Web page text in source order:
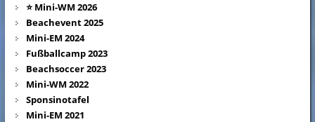
⭐ Mini-WM 2026
Beachevent 2025
Mini-EM 2024
Fußballcamp 2023
Beachsoccer 2023
Mini-WM 2022
Sponsinotafel
Mini-EM 2021